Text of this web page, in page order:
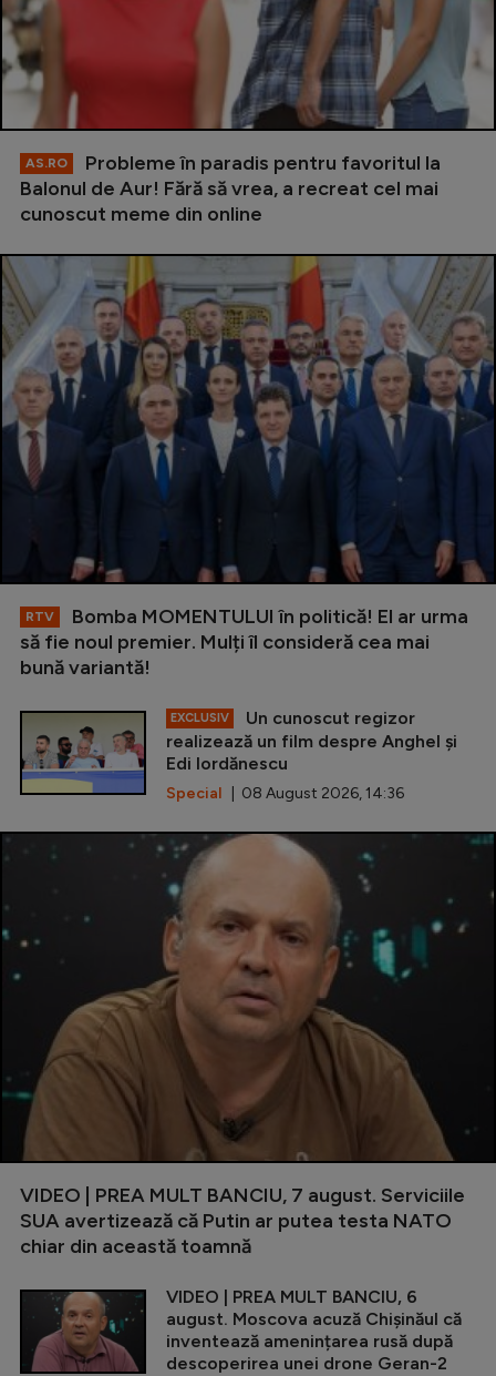
AS.RO
Probleme în paradis pentru favoritul la
Balonul de Aur! Fără să vrea, a recreat cel mai
cunoscut meme din online
RTV
Bomba MOMENTULUI în politică! El ar urma
să fie noul premier. Mulți îl consideră cea mai
bună variantă!
EXCLUSIV
Un cunoscut regizor
realizează un film despre Anghel și
Edi Iordănescu
Special | 08 August 2026, 14:36
VIDEO | PREA MULT BANCIU, 7 august. Serviciile
SUA avertizează că Putin ar putea testa NATO
chiar din această toamnă
VIDEO | PREA MULT BANCIU, 6
august. Moscova acuză Chișinăul că
inventează amenințarea rusă după
descoperirea unei drone Geran-2